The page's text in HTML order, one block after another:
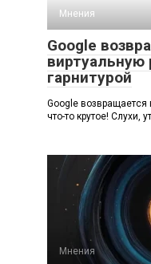
Мнения
Google
виртуальную
гарнитурой
Google возвращается
что-то крутое! Слухи,
Мнения